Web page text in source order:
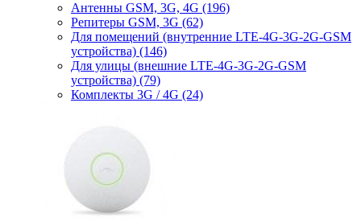
Антенны GSM, 3G, 4G (196)
Репитеры GSM, 3G (62)
Для помещений (внутренние LTE-4G-3G-2G-GSM
устройства) (146)
Для улицы (внешние LTE-4G-3G-2G-GSM
устройства) (79)
Комплекты 3G / 4G (24)